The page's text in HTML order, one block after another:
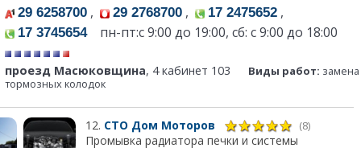
29 6258700 , 29 2768700 , 17 2475652 ,
17 3745654пн-пт:c 9:00 до 19:00, сб: с 9:00 до 18:00
проезд Масюковщина, 4 кабинет 103 Виды работ: замена
тормозных колодок
12. СТО Дом Моторов (8)
Промывка радиатора печки и системы